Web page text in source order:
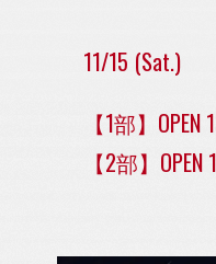
11/15 (Sat.)
【1部】OPEN
【2部】OPEN